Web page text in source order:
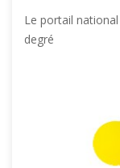
Le portail
degré